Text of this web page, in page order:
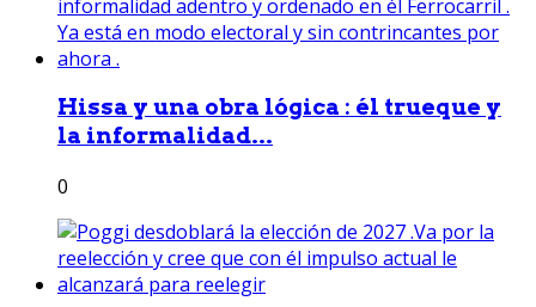
Hissa y una obra lógica : él trueque y
la informalidad...
0